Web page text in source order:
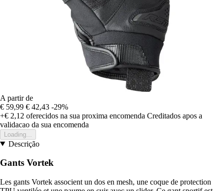
A partir de
€ 59,99 € 42,43 -29%
+€ 2,12 oferecidos na sua proxima encomenda Creditados apos a
validacao da sua encomenda
Loading...
Descrição
Gants Vortek
Les gants Vortek associent un dos en mesh, une coque de protection